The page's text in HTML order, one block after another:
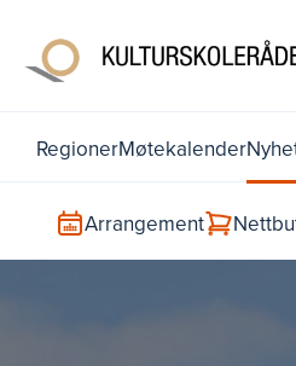
RegionerMøtekalender
Arrangement